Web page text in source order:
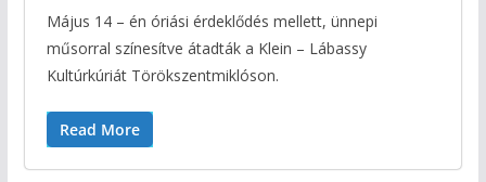
Május 14 – én óriási érdeklődés mellett, ünnepi
műsorral színesítve átadták a Klein – Lábassy
Kultúrkúriát Törökszentmiklóson.
Read More